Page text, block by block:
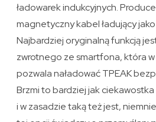
ładowarek indukcyjnych.
magnetyczny kabel ładujący
Najbardziej oryginalną funkcją
zwrotnego ze smartfona, która
pozwala naładować TPEAK
Brzmi to bardziej jak
i w zasadzie taką też jest,